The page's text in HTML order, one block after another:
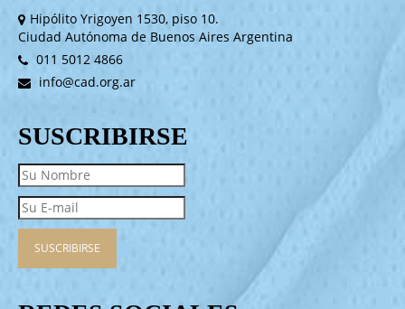
Hipólito Yrigoyen 1530, piso 10.
Ciudad Autónoma de Buenos Aires Argentina
011 5012 4866
info@cad.org.ar
SUSCRIBIRSE